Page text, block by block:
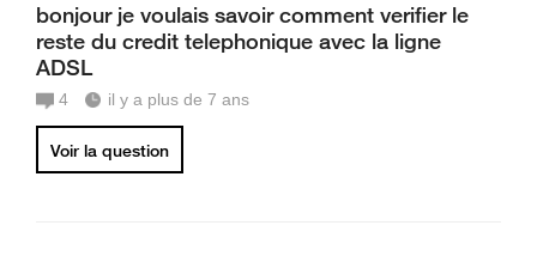
bonjour je voulais savoir comment verifier le
reste du credit telephonique avec la ligne
ADSL
4 il y a plus de 7 ans
Voir la question